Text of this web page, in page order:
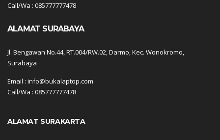
Call/Wa : 085777777478
ALAMAT SURABAYA
Jl. Bengawan No.44, RT.004/RW.02, Darmo, Kec. Wonokromo,
Surabaya
Email : info@bukalaptop.com
Call/Wa : 085777777478
ALAMAT SURAKARTA